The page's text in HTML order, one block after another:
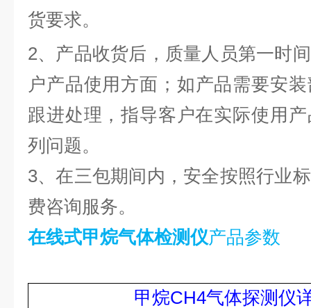
货要求。
2、产品收货后，质量人员第一时
户产品使用方面；如产品需要安
跟进处理，指导客户在实际使用
列问题。
3、在三包期间内，安全按照行业
费咨询服务。
在线式甲烷气体检测仪产品参数
甲烷CH4气体探测仪